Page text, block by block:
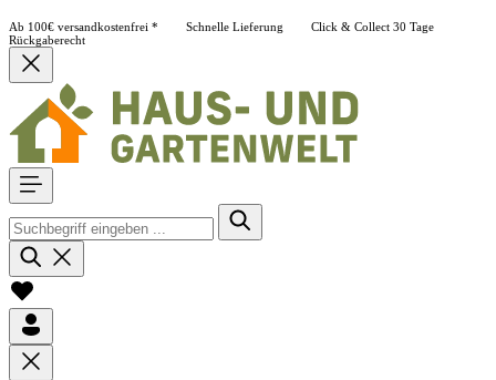
Ab 100€ versandkostenfrei * Schnelle Lieferung Click & Collect 30 Tage
Rückgaberecht